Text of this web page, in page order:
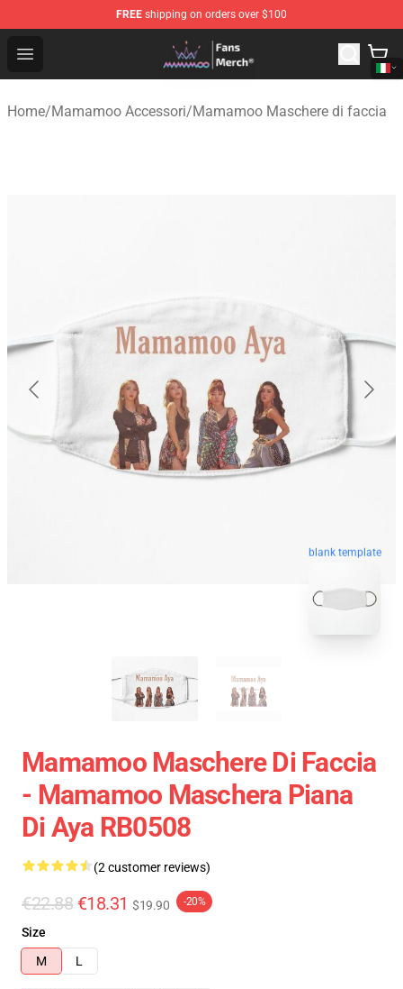
FREE shipping on orders over $100
Open menu
Mamamoo Store - Official Mamamoo Merchandise Shop
Home/Mamamoo Accessori/Mamamoo Maschere di faccia
blank template
Mamamoo Maschere Di Faccia
- Mamamoo Maschera Piana
Di Aya RB0508
(2 customer reviews)
€22.88 €18.31 $19.90 -20%
Size
M
L